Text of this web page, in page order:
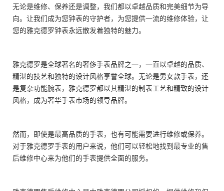
无论是维修、保养还是调整，我们都以卓越品质和完美细节为导
向。让我们成为您钟表的守护者，为您提供一流的维修体验，让
您的雅克德罗钟表永远散发着独特的魅力。
雅克德罗是全球著名的奢侈手表品牌之一，一直以卓越的品质、
精湛的技艺和独特的设计风格享誉全球。无论是男女款手表，还
是复杂功能腕表，雅克德罗都以其精湛的制表工艺和精致的设计
风格，成为奢华手表市场的领导品牌。
然而，即使是最高品质的手表，也有可能需要进行维修或保养。
对于雅克德罗手表的用户来说，他们可以轻松地找到最专业的售
后维修中心来为他们的手表提供全面的服务。